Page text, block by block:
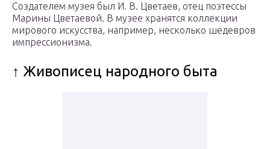
Создателем музея был И. В. Цветаев, отец поэтессы
Марины Цветаевой. В музее хранятся коллекции
мирового искусства, например, несколько шедевров
импрессионизма.
↑ Живописец народного быта